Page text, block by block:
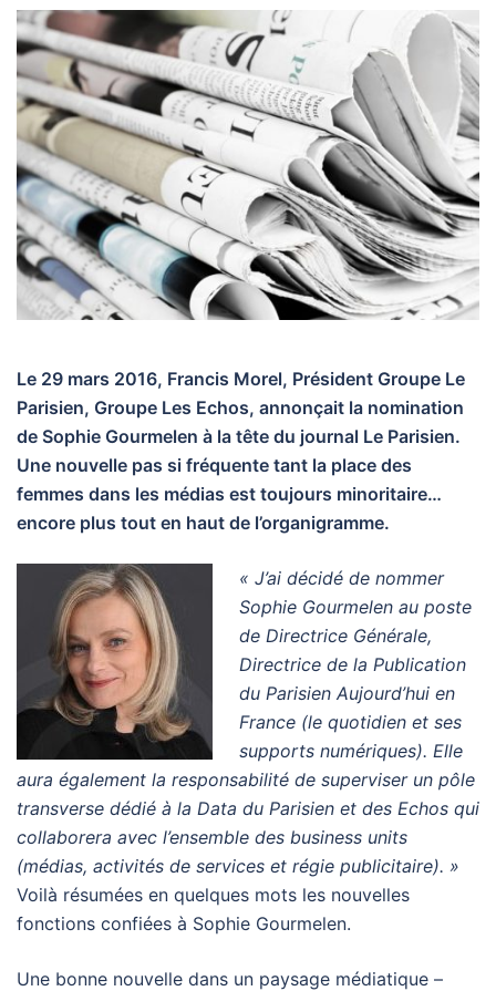
Le 29 mars 2016, Francis Morel, Président Groupe Le
Parisien, Groupe Les Echos, annonçait la nomination
de Sophie Gourmelen à la tête du journal Le Parisien.
Une nouvelle pas si fréquente tant la place des
femmes dans les médias est toujours minoritaire…
encore plus tout en haut de l’organigramme.
« J’ai décidé de nommer
Sophie Gourmelen au poste
de Directrice Générale,
Directrice de la Publication
du Parisien Aujourd’hui en
France (le quotidien et ses
supports numériques). Elle
aura également la responsabilité de superviser un pôle
transverse dédié à la Data du Parisien et des Echos qui
collaborera avec l’ensemble des business units
(médias, activités de services et régie publicitaire). »
Voilà résumées en quelques mots les nouvelles
fonctions confiées à Sophie Gourmelen.
Une bonne nouvelle dans un paysage médiatique –